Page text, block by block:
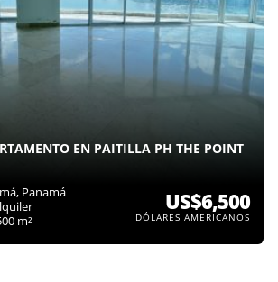
EN PAITILLA PH THE POINT
Panamá
m²
US$6,500
DÓLARES AMERICANOS